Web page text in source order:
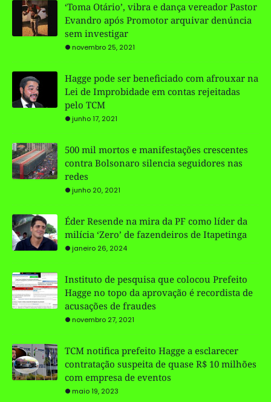
‘Toma Otário’, vibra e dança vereador Pastor
Evandro após Promotor arquivar denúncia
sem investigar
novembro 25, 2021
Hagge pode ser beneficiado com afrouxar na
Lei de Improbidade em contas rejeitadas
pelo TCM
junho 17, 2021
500 mil mortos e manifestações crescentes
contra Bolsonaro silencia seguidores nas
redes
junho 20, 2021
Éder Resende na mira da PF como líder da
milícia ‘Zero’ de fazendeiros de Itapetinga
janeiro 26, 2024
Instituto de pesquisa que colocou Prefeito
Hagge no topo da aprovação é recordista de
acusações de fraudes
novembro 27, 2021
TCM notifica prefeito Hagge a esclarecer
contratação suspeita de quase R$ 10 milhões
com empresa de eventos
maio 19, 2023